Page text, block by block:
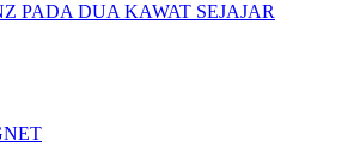
PADA DUA KAWAT SEJAJAR